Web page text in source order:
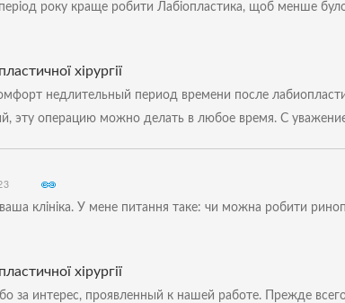
року краще робити Лабіопластика, щоб менше
хірургії
недлительный период времени после
эту операцию можно делать в любое время. С
клініка. У мене питання таке: чи можна робити
хірургії
за интерес, проявленный к нашей работе. Прежде